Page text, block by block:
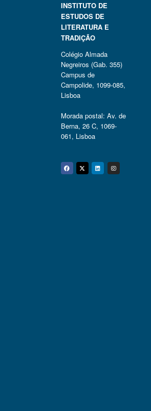
INSTITUTO DE
ESTUDOS DE
LITERATURA E
TRADIÇÃO
Colégio Almada
Negreiros (Gab. 355)
Campus de
Campolide, 1099-085,
Lisboa
Morada postal: Av. de
Berna, 26 C, 1069-
061, Lisboa
Facebook
Twitter
Linkedin